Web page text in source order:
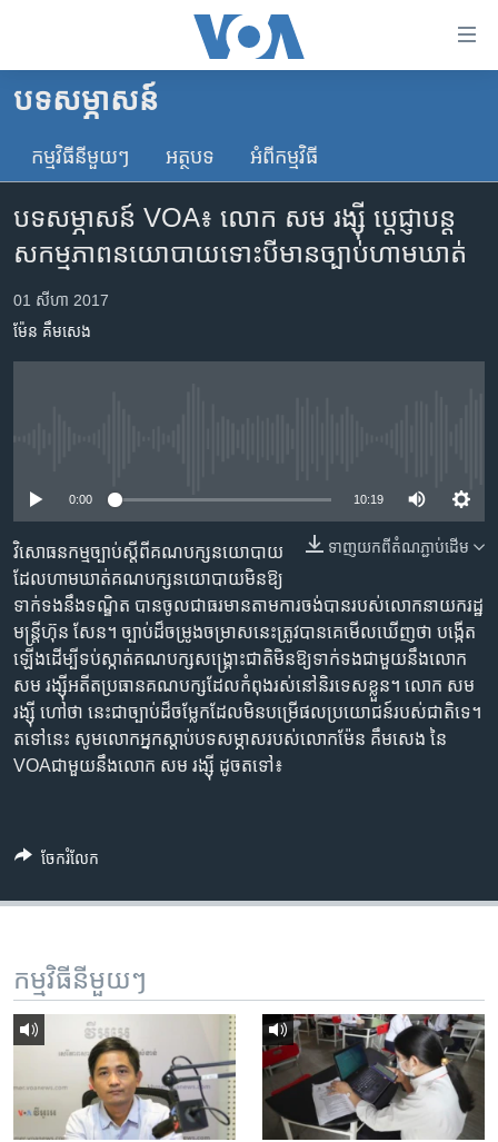
គេហទំព័រ​
និង​
ចូល​
ទំព័រ​
ព័ត៌មាន​​
ម្តង
រំលង​
សម្ព័ន្ធ​
រំលង​
និង​
ចូល​
ទៅ​
កាន់​
ទំព័រ​
ស្វែង​
រក
កម្ពុជា
អន្តរជាតិ
ហេឡូវីអូអេ
កម្ពុជាច្នៃប្រតិដ្ឋ
បណ្តាញ​សង្គម
ភាសា
បទ​សម្ភាសន៍
កម្មវិធី​នីមួយៗ អត្ថបទ​ អំពី​កម្មវិធី​
បទសម្ភាសន៍ VOA៖ លោក សម រង្ស៊ី ប្តេជ្ញា​បន្ត​
សកម្មភាព​នយោបាយ​ទោះបី​មាន​ច្បាប់​ហាមឃាត់
01 សីហា 2017
ម៉ែន គឹមសេង
0:00 10:19
ទាញ​យក​ពី​តំណភ្ជាប់​ដើម
វិសោធនកម្ម​ច្បាប់​ស្តីពី​គណបក្ស​នយោបាយ​
ដែល​ហាម​ឃាត់​គណបក្ស​នយោបាយ​មិន​ឱ្យ​
ទាក់​ទង​នឹង​ទណ្ឌិត បាន​ចូល​ជា​ធរមាន​តាម​ការចង់បាន​របស់​លោក​នាយក​រដ្ឋ
មន្ត្រី​ហ៊ុន សែន។ ច្បាប់​ដ៏​ចម្រូងចម្រាស​នេះ​ត្រូវ​បាន​គេ​មើល​ឃើញ​ថា បង្កើត​
ឡើង​ដើម្បី​ទប់ស្កាត់​គណបក្ស​សង្គ្រោះ​ជាតិ​មិន​ឱ្យ​ទាក់ទង​ជាមួយ​នឹង​លោក​
សម រង្ស៊ី​អតីត​ប្រធាន​គណបក្ស​ដែល​កំពុង​រស់នៅ​និរទេស​ខ្លួន។ លោក សម
រង្ស៊ី ហៅ​ថា នេះ​ជា​ច្បាប់​ដ៏ចម្លែក​ដែល​មិន​បម្រើ​ផល​ប្រយោជន៍​របស់​ជាតិ​ទេ។
តទៅនេះ សូម​លោកអ្នក​ស្តាប់​បទសម្ភាស​របស់​លោក​ម៉ែន គឹមសេង នៃ
VOAជាមួយ​នឹង​លោក សម រង្ស៊ី ដូច​តទៅ៖
ចែករំលែក
កម្មវិធី​នីមួយៗ